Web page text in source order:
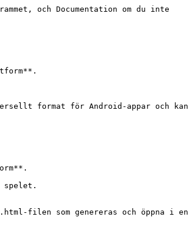
och Documentation om du inte
format för Android-appar och kan
spelet.
filen som genereras och öppna i en